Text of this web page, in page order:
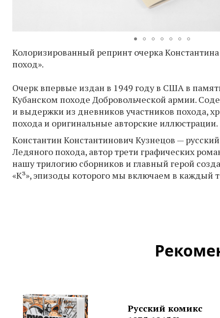
Колоризированный репринт очерка
поход».
Очерк впервые издан в 1949 году в США в
Кубанском походе Добровольческой армии.
и выдержки из дневников участников похода,
похода и оригинальные авторские иллюстрации.
Константин Константинович Кузнецов —
Ледяного похода, автор трети графических
нашу трилогию сборников и главный герой
«К³», эпизоды которого мы включаем в каждый
Русский комикс